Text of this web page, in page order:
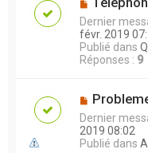
Dernier
févr. 2019
Publié dans
Réponses : 9
Dernier
2019 08:02
Publié dans